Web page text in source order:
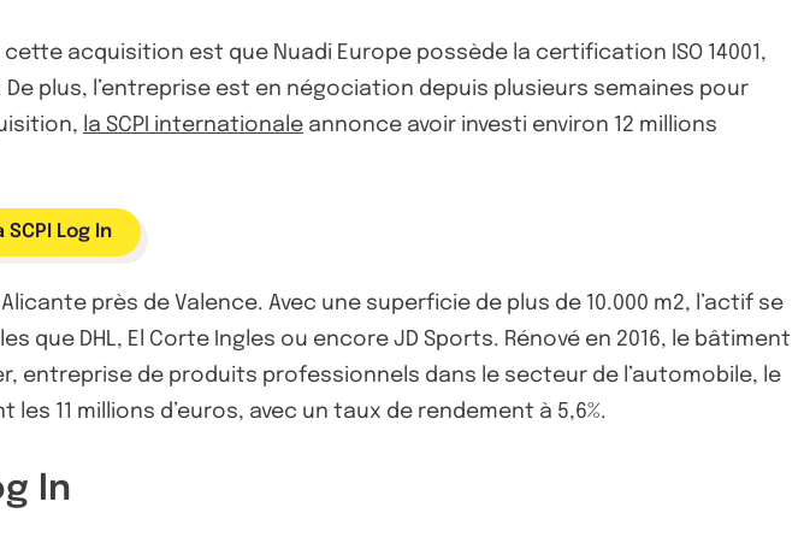
acquisition est que Nuadi Europe possède la certification ISO 14001,
plus, l’entreprise est en négociation depuis plusieurs semaines pour
la SCPI internationale annonce avoir investi environ 12 millions
Log In
près de Valence. Avec une superficie de plus de 10.000 m2, l’actif se
DHL, El Corte Ingles ou encore JD Sports. Rénové en 2016, le bâtiment
entreprise de produits professionnels dans le secteur de l’automobile, le
11 millions d’euros, avec un taux de rendement à 5,6%.
In